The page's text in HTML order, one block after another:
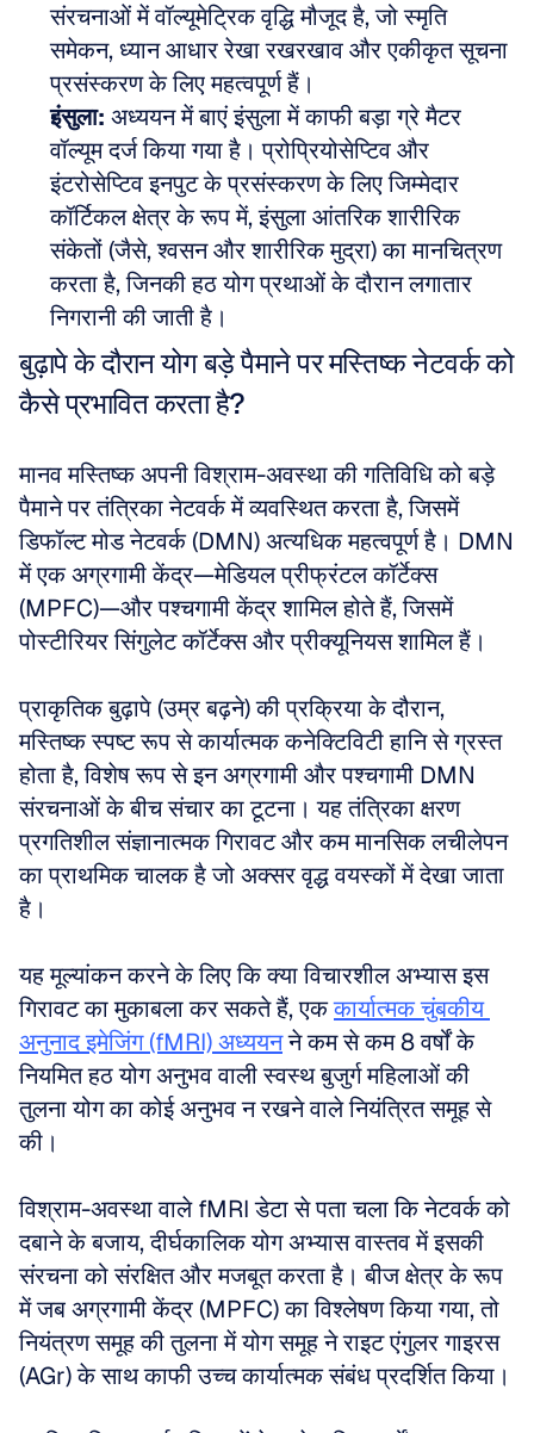
संरचनाओं में वॉल्यूमेट्रिक वृद्धि मौजूद है, जो स्मृति
समेकन, ध्यान आधार रेखा रखरखाव और एकीकृत सूचना
प्रसंस्करण के लिए महत्वपूर्ण हैं।
इंसुला: अध्ययन में बाएं इंसुला में काफी बड़ा ग्रे मैटर
वॉल्यूम दर्ज किया गया है। प्रोप्रियोसेप्टिव और
इंटरोसेप्टिव इनपुट के प्रसंस्करण के लिए जिम्मेदार
कॉर्टिकल क्षेत्र के रूप में, इंसुला आंतरिक शारीरिक
संकेतों (जैसे, श्वसन और शारीरिक मुद्रा) का मानचित्रण
करता है, जिनकी हठ योग प्रथाओं के दौरान लगातार
निगरानी की जाती है।
बुढ़ापे के दौरान योग बड़े पैमाने पर मस्तिष्क नेटवर्क को
कैसे प्रभावित करता है?
मानव मस्तिष्क अपनी विश्राम-अवस्था की गतिविधि को बड़े
पैमाने पर तंत्रिका नेटवर्क में व्यवस्थित करता है, जिसमें
डिफॉल्ट मोड नेटवर्क (DMN) अत्यधिक महत्वपूर्ण है। DMN
में एक अग्रगामी केंद्र—मेडियल प्रीफ्रंटल कॉर्टेक्स
(MPFC)—और पश्चगामी केंद्र शामिल होते हैं, जिसमें
पोस्टीरियर सिंगुलेट कॉर्टेक्स और प्रीक्यूनियस शामिल हैं।
प्राकृतिक बुढ़ापे (उम्र बढ़ने) की प्रक्रिया के दौरान,
मस्तिष्क स्पष्ट रूप से कार्यात्मक कनेक्टिविटी हानि से ग्रस्त
होता है, विशेष रूप से इन अग्रगामी और पश्चगामी DMN
संरचनाओं के बीच संचार का टूटना। यह तंत्रिका क्षरण
प्रगतिशील संज्ञानात्मक गिरावट और कम मानसिक लचीलेपन
का प्राथमिक चालक है जो अक्सर वृद्ध वयस्कों में देखा जाता
है।
यह मूल्यांकन करने के लिए कि क्या विचारशील अभ्यास इस
गिरावट का मुकाबला कर सकते हैं, एक कार्यात्मक चुंबकीय
अनुनाद इमेजिंग (fMRI) अध्ययन ने कम से कम 8 वर्षों के
नियमित हठ योग अनुभव वाली स्वस्थ बुजुर्ग महिलाओं की
तुलना योग का कोई अनुभव न रखने वाले नियंत्रित समूह से
की।
विश्राम-अवस्था वाले fMRI डेटा से पता चला कि नेटवर्क को
दबाने के बजाय, दीर्घकालिक योग अभ्यास वास्तव में इसकी
संरचना को संरक्षित और मजबूत करता है। बीज क्षेत्र के रूप
में जब अग्रगामी केंद्र (MPFC) का विश्लेषण किया गया, तो
नियंत्रण समूह की तुलना में योग समूह ने राइट एंगुलर गाइरस
(AGr) के साथ काफी उच्च कार्यात्मक संबंध प्रदर्शित किया।